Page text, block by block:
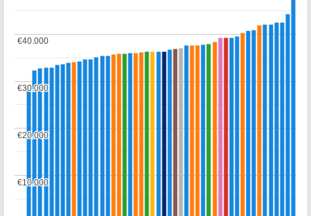
€10.000
€10.000
€20.000
€20.000
€30.000
€30.000
€40.000
€40.000